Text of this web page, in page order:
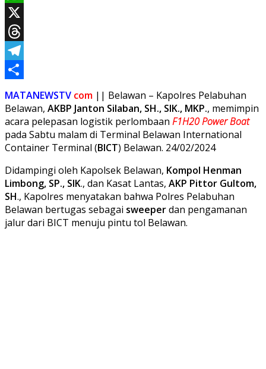
WhatsApp
X
Threads
Telegram
Share
MATANEWSTV com || Belawan – Kapolres Pelabuhan
Belawan, AKBP Janton Silaban, SH., SIK., MKP., memimpin
acara pelepasan logistik perlombaan F1H20 Power Boat
pada Sabtu malam di Terminal Belawan International
Container Terminal (BICT) Belawan. 24/02/2024
Didampingi oleh Kapolsek Belawan, Kompol Henman
Limbong, SP., SIK., dan Kasat Lantas, AKP Pittor Gultom,
SH., Kapolres menyatakan bahwa Polres Pelabuhan
Belawan bertugas sebagai sweeperdan pengamanan
jalur dari BICT menuju pintu tol Belawan.